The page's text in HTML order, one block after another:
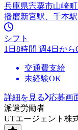
兵庫県宍粟市山崎町
播磨新宮駅、千本駅
シフト
1日8時間 週4日から
交通費支給
未経験OK
詳細を見る
応募画
派遣労働者
UTエージェント株